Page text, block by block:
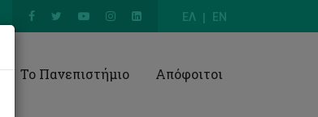
ΕΛ EN
Το Πανεπιστήμιο Απόφοιτοι